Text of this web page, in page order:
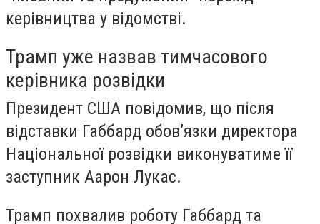
керівництва у відомстві.
Трамп уже назвав тимчасового
керівника розвідки
Президент США повідомив, що після
відставки Габбард обов’язки директора
Національної розвідки виконуватиме її
заступник Аарон Лукас.
Трамп похвалив роботу Габбард та